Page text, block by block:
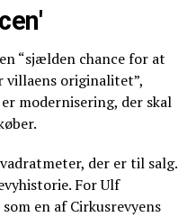
“sjælden chance for at
originalitet”,
modernisering, der skal
der er til salg.
For Ulf
en af Cirkusrevyens